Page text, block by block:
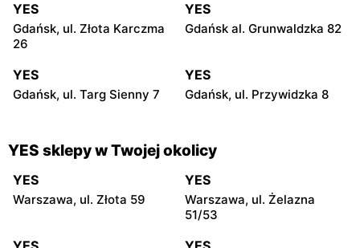
YES
Gdańsk, ul. Złota Karczma
26
YES
Gdańsk al. Grunwaldzka 82
YES
Gdańsk, ul. Targ Sienny 7
YES
Gdańsk, ul. Przywidzka 8
YES sklepy w Twojej okolicy
YES
Warszawa, ul. Złota 59
YES
Warszawa, ul. Żelazna
51/53